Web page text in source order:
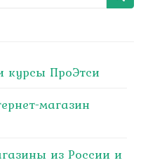
курсы ПроЭтси
магазин
из России и